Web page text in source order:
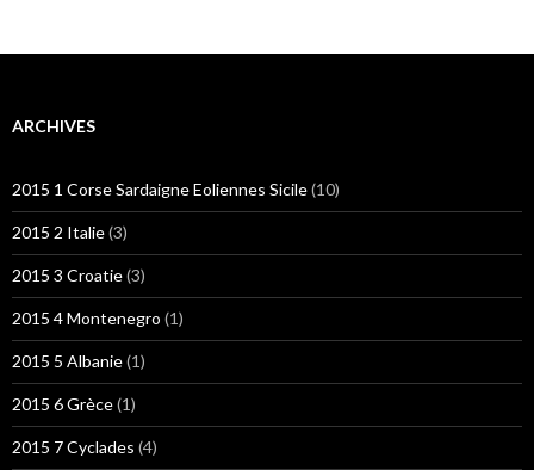
ARCHIVES
2015 1 Corse Sardaigne Eoliennes Sicile(10)
2015 2 Italie(3)
2015 3 Croatie(3)
2015 4 Montenegro (1)
2015 5 Albanie(1)
2015 6 Grèce(1)
2015 7 Cyclades (4)